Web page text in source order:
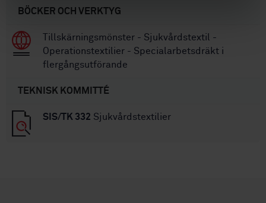
BÖCKER OCH VERKTYG
Tillskärningsmönster - Sjukvårdstextil -
Operationstextilier - Specialarbetsdräkt i
flergångsutförande
TEKNISK KOMMITTÉ
SIS/TK 332 Sjukvårdstextilier